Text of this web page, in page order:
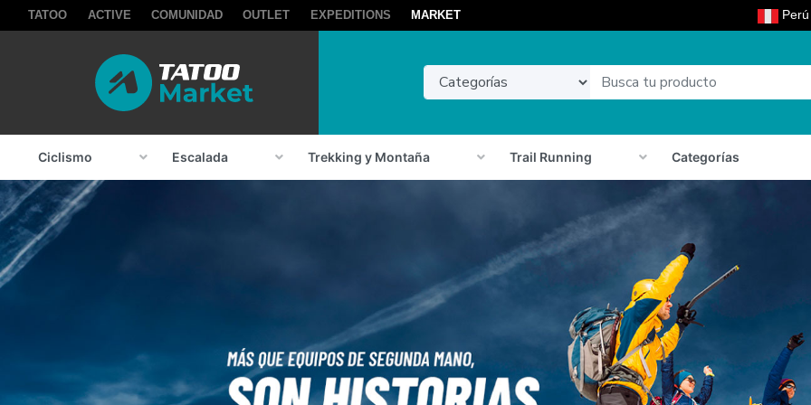
TATOO ACTIVE COMUNIDAD OUTLET EXPEDITIONS MARKET
Ciclismo Escalada Trekking y Montaña Trail Running Categorías